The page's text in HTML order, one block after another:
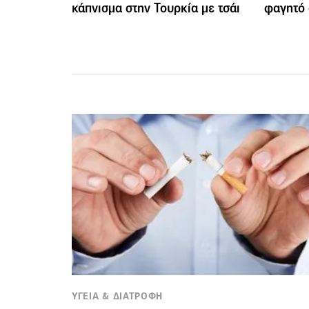
κάπνισμα στην Τουρκία με τσάι φαγητό
ΥΓΕΙΑ & ΔΙΑΤΡΟΦΗ